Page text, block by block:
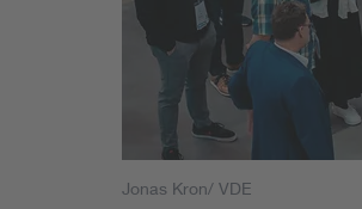
Mobility
Standards
Jonas Kron/ VDE